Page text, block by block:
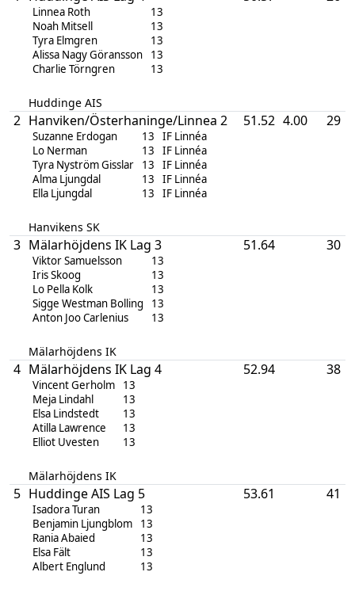
Linnea Roth
13
Noah Mitsell
13
Tyra Elmgren
13
Alissa Nagy Göransson
13
Charlie Törngren
13
Huddinge AIS
2 Hanviken/Österhaninge/Linnea 2
Suzanne Erdogan 13
IF Linnéa
Lo Nerman
13
IF Linnéa
Tyra Nyström Gisslar
13
IF Linnéa
Alma Ljungdal
13
IF Linnéa
Ella Ljungdal
13 IF Linnéa
Hanvikens SK
51.52 4.00 29
3 Mälarhöjdens IK Lag 3
Viktor Samuelsson
13
Iris Skoog
13
Lo Pella Kolk
13
Sigge Westman Bolling
13
Anton Joo Carlenius
13
Mälarhöjdens IK
51.64 30
4 Mälarhöjdens IK Lag 4
Vincent Gerholm
13
Meja Lindahl
13
Elsa Lindstedt
13
Atilla Lawrence
13
Elliot Uvesten
13
Mälarhöjdens IK
52.94 38
5 Huddinge AIS Lag 5
Isadora Turan
13
Benjamin Ljungblom
13
Rania Abaied
13
Elsa Fält
13
Albert Englund
13
53.61 41